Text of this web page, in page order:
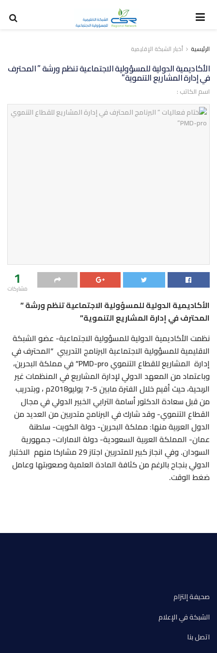
الرئيسية أخبار الشبكة الإقليمية
الأكاديمية الدولية للمسؤولية الاجتماعية تنظم ورشة ” المحترف
في إدارة المشاريع التنموية”
اسم الكاتب :
1
مشاركات
الأكاديمية الدولية للمسؤولية الاجتماعية تنظم ورشة ”
المحترف في إدارة المشاريع التنموية”
نظمت الأكاديمية الدولية للمسؤولية الاجتماعية- عضو الشبكة
الاقليمية للمسؤولية الاجتماعية البرنامج التدريبي “المحترف في
إدارة المشاريع للقطاع التنموي PMD-pro” في مملكة البحرين،
وباعتماد من المعهد الدولي لإدارة المشاريع في المنظمات غير
الربحية، حيث أقيم خلال الفترة مابين 5-7 يوليو2018م ، وبتدريب
من قبل سعادة الدكتور أسامة الترابي الخبير الدولي في مجال
القطاع التنموي- وقد شارك في البرنامج متدربين من العديد من
الدول العربية منها: مملكة البحرين- دولة الكويت- سلطنة
عمان- المملكة العربية السعودية- دولة الامارات- جمهورية
السودان. وفي انجاز كبير للمتدربين اجتاز 29 مشاركا منهم الاختبار
الدولي بنجاح بالرغم من كثافة المادة العلمية وصعوبتها وعامل
ضغط الوقت.
صحيفة إلتزام
الشبكة في الإعلام
اتصل بنا